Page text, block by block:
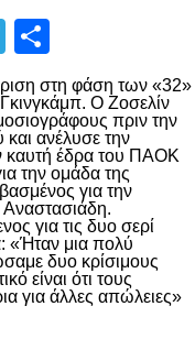
Telegram
στη φάση των «32»
Ο Ζοσελίν
πριν την
ανέλυσε την
καυτή έδρα του ΠΑΟΚ
την ομάδα της
για την
Αναστασιάδη.
για τις δυο σερί
«Ήταν μια πολύ
δυο κρίσιμους
είναι ότι τους
για άλλες απώλειες»